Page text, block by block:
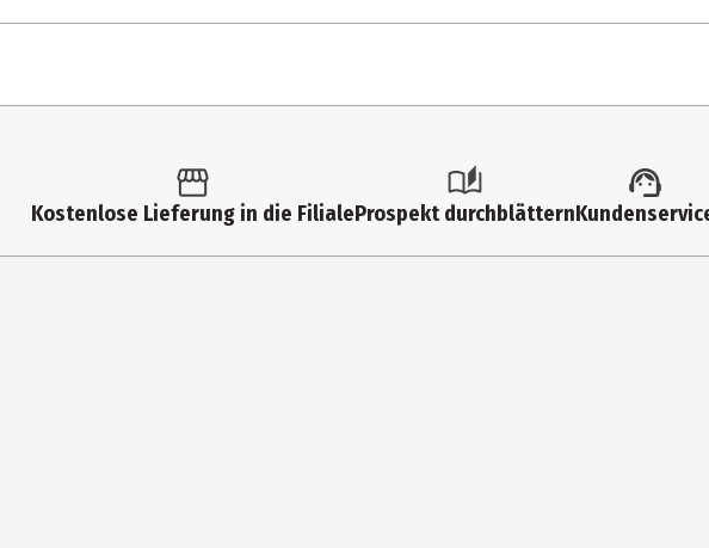
75% Polyester, 25% Nylon
Kostenlose Lieferung in die FilialeProspekt durchblättern